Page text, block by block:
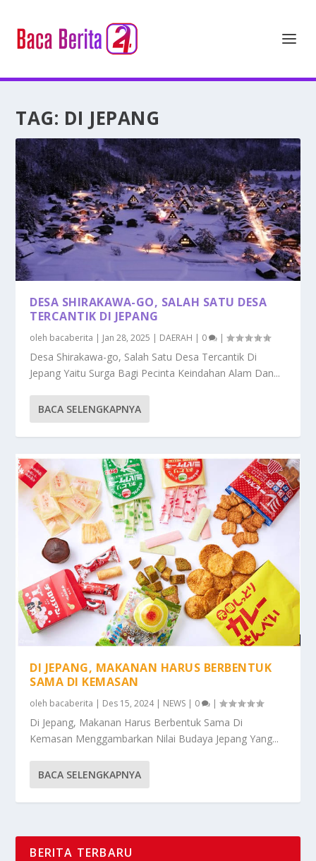
TAG: DI JEPANG
DESA SHIRAKAWA-GO, SALAH SATU DESA
TERCANTIK DI JEPANG
oleh bacaberita | Jan 28, 2025 | DAERAH | 0 |
Desa Shirakawa-go, Salah Satu Desa Tercantik Di
Jepang Yaitu Surga Bagi Pecinta Keindahan Alam Dan...
BACA SELENGKAPNYA
DI JEPANG, MAKANAN HARUS BERBENTUK
SAMA DI KEMASAN
oleh bacaberita | Des 15, 2024| NEWS | 0 |
Di Jepang, Makanan Harus Berbentuk Sama Di
Kemasan Menggambarkan Nilai Budaya Jepang Yang...
BACA SELENGKAPNYA
BERITA TERBARU